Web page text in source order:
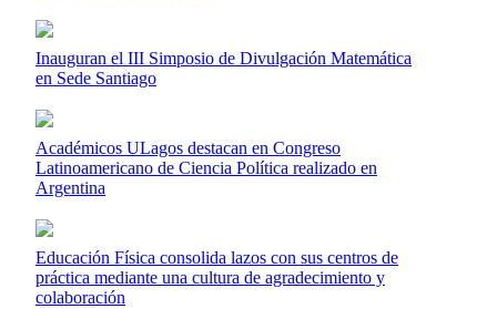
Inauguran el III Simposio de Divulgación Matemática
en Sede Santiago
Académicos ULagos destacan en Congreso
Latinoamericano de Ciencia Política realizado en
Argentina
Educación Física consolida lazos con sus centros de
práctica mediante una cultura de agradecimiento y
colaboración